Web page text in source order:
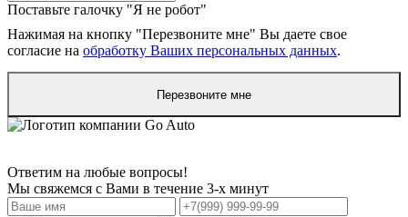
Поставьте галочку "Я не робот"
Нажимая на кнопку "Перезвоните мне" Вы даете свое
согласие на обработку Ваших персональных данных.
Перезвоните мне
Ответим на любые вопросы!
Мы свяжемся с Вами в течение 3-х минут